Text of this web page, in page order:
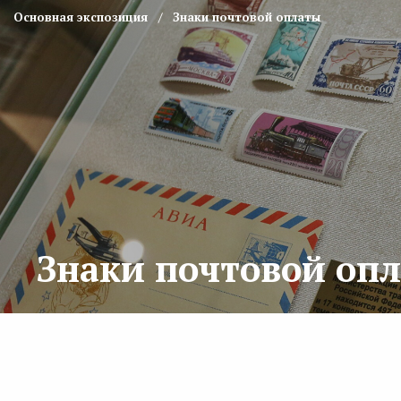
Основная экспозиция Знаки почтовой оплаты
Знаки почтовой